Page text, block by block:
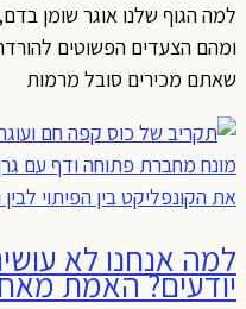
למה הגוף שלנו אוגר שומן
ומהם הצעדים הפשוטים
שאתם מכירים סובל מרמות
למה אנחנו לא
יודעים? האמת